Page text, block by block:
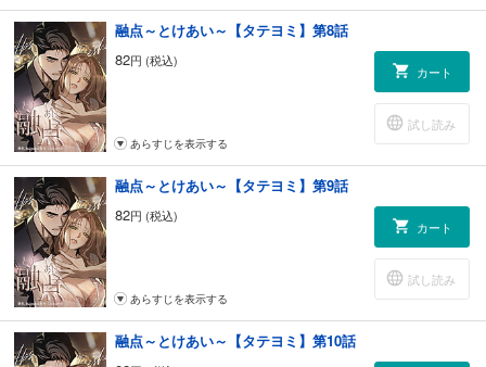
融点～とけあい～【タテヨミ】第8話
82円 (税込)
カート
試し読み
あらすじを表示する
融点～とけあい～【タテヨミ】第9話
82円 (税込)
カート
試し読み
あらすじを表示する
融点～とけあい～【タテヨミ】第10話